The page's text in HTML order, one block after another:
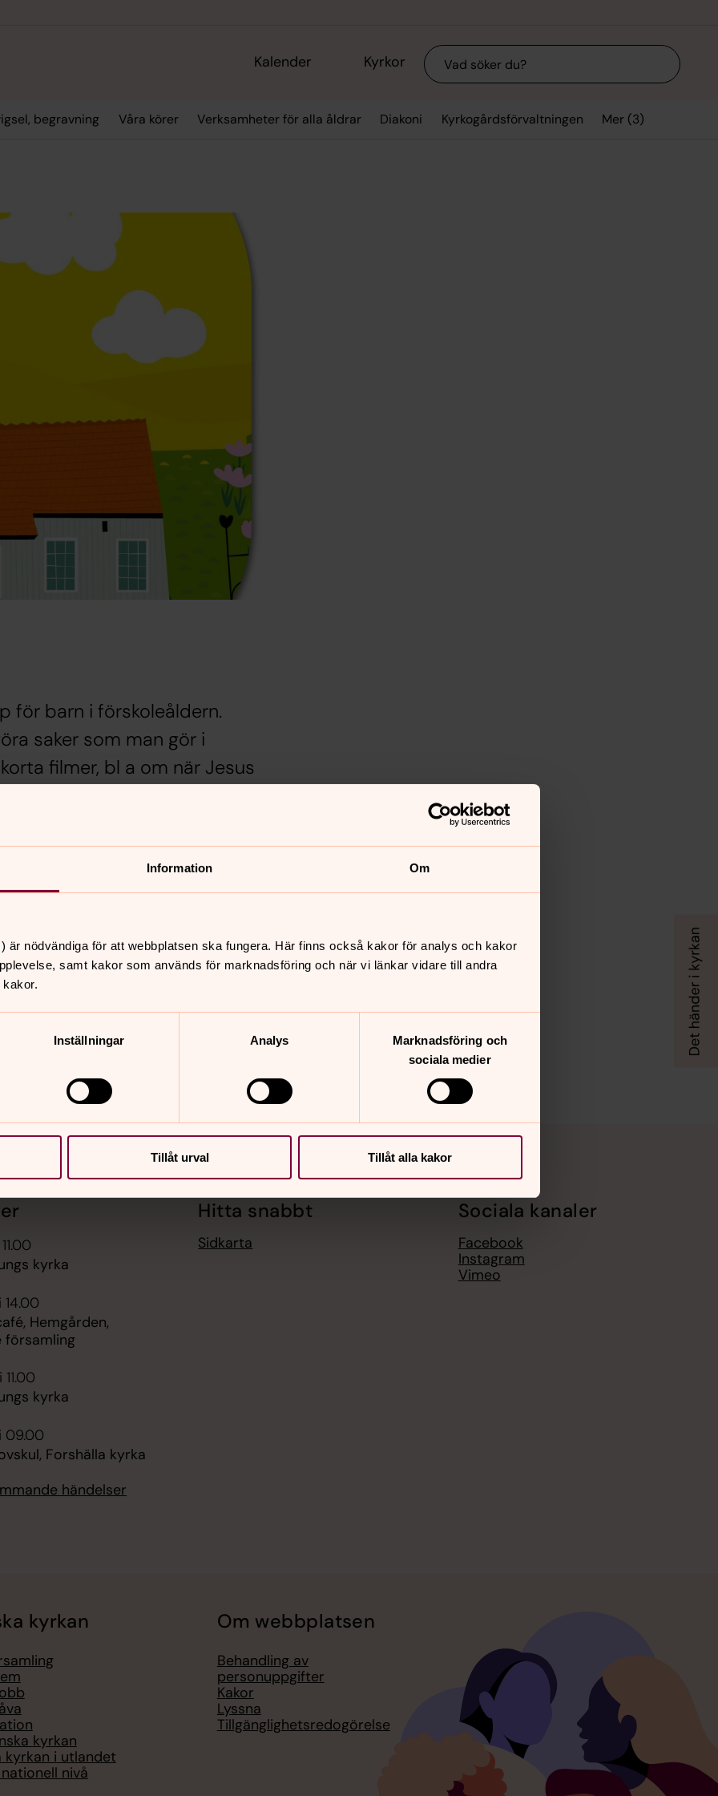
Information Om
är nödvändiga för att webbplatsen ska fungera. Här finns också kakor för analys och kakor
samt kakor som används för marknadsföring och när vi länkar vidare till andra
Inställningar Analys
Marknadsföring och
sociala medier
Tillåt urval Tillåt alla kakor
Kalender Kyrkor Sök
begravning Våra körer Verksamheter för alla åldrar Diakoni Kyrkogårdsförvaltningen Mer (3)
för barn i förskoleåldern.
saker som man gör i
filmer, bl a om när Jesus
kyrka
14.00
Hemgården,
församling
kyrka
09.00
Forshälla kyrka
händelser
Hitta snabbt
Sidkarta
Sociala kanaler
Facebook
Instagram
Vimeo
kyrkan
kyrkan
kyrkan i utlandet
nivå
Om webbplatsen
Behandling av
personuppgifter
Kakor
Lyssna
Tillgänglighetsredogörelse